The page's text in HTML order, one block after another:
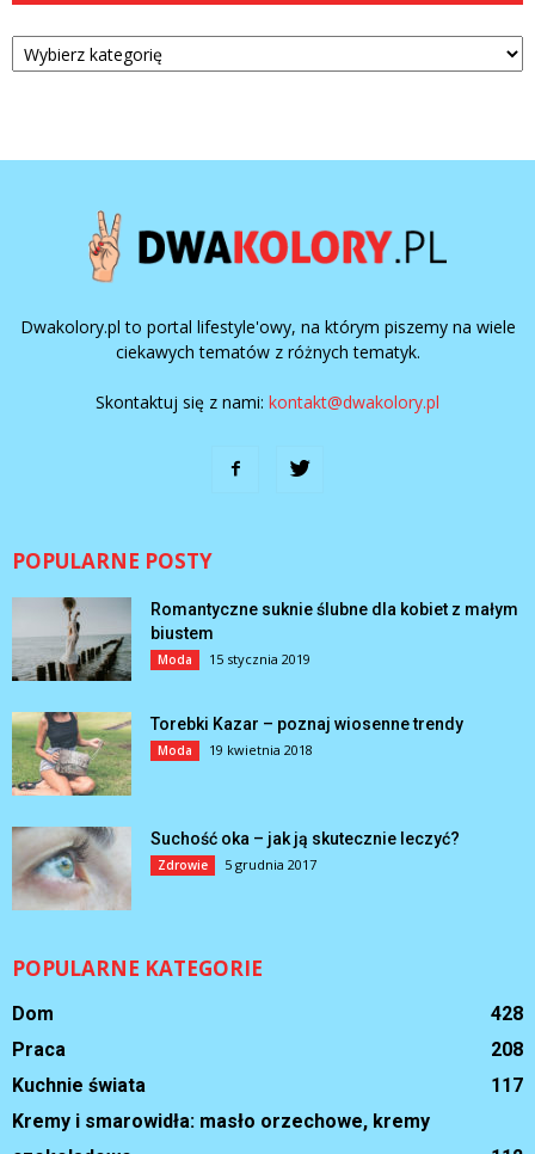
Kategorie
Dwakolory.pl to portal lifestyle'owy, na którym piszemy na wiele
ciekawych tematów z różnych tematyk.
Skontaktuj się z nami: kontakt@dwakolory.pl
POPULARNE POSTY
Romantyczne suknie ślubne dla kobiet z małym
biustem
Moda 15 stycznia 2019
Torebki Kazar – poznaj wiosenne trendy
Moda 19 kwietnia 2018
Suchość oka – jak ją skutecznie leczyć?
Zdrowie 5 grudnia 2017
POPULARNE KATEGORIE
Dom
428
Praca
208
Kuchnie świata
117
Kremy i smarowidła: masło orzechowe, kremy